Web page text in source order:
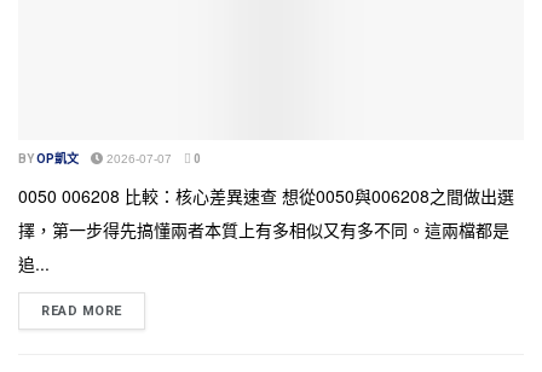
BYOP凱文 2026-07-07 0
0050 006208 比較：核心差異速查 想從0050與006208之間做出選
擇，第一步得先搞懂兩者本質上有多相似又有多不同。這兩檔都是
追...
READ MORE